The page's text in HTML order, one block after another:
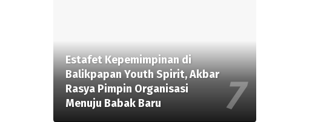
Estafet Kepemimpinan di
Balikpapan Youth Spirit, Akbar
Rasya Pimpin Organisasi
Menuju Babak Baru